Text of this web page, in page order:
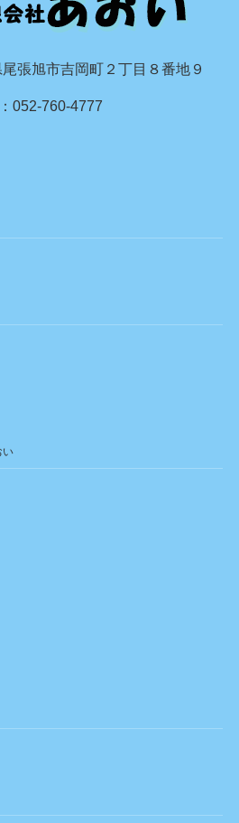
張旭市吉岡町２丁目８番地９
052-760-4777
い